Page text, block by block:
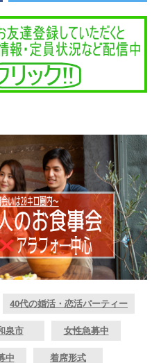
40代の婚活・恋活パーティー
泉市 女性急募中
中 着席形式